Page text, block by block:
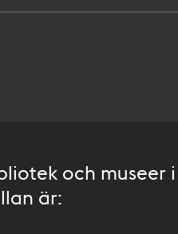
och museer i
är: